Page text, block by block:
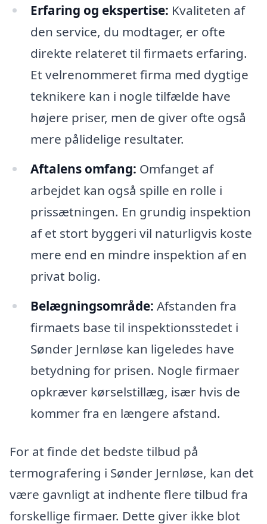
Erfaring og ekspertise: Kvaliteten af
den service, du modtager, er ofte
direkte relateret til firmaets erfaring.
Et velrenommeret firma med dygtige
teknikere kan i nogle tilfælde have
højere priser, men de giver ofte også
mere pålidelige resultater.
Aftalens omfang: Omfanget af
arbejdet kan også spille en rolle i
prissætningen. En grundig inspektion
af et stort byggeri vil naturligvis koste
mere end en mindre inspektion af en
privat bolig.
Belægningsområde: Afstanden fra
firmaets base til inspektionsstedet i
Sønder Jernløse kan ligeledes have
betydning for prisen. Nogle firmaer
opkræver kørselstillæg, især hvis de
kommer fra en længere afstand.
For at finde det bedste tilbud på
termografering i Sønder Jernløse, kan det
være gavnligt at indhente flere tilbud fra
forskellige firmaer. Dette giver ikke blot